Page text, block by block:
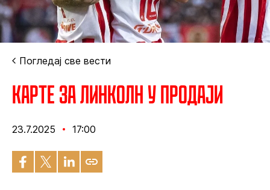
Погледај све вести
Карте за Линколн у продаји
23.7.2025 17:00